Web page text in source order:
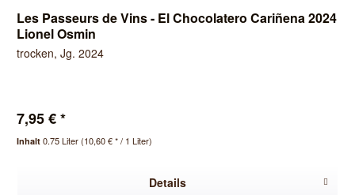
Les Passeurs de Vins - El Chocolatero Cariñena 2024
Lionel Osmin
trocken, Jg. 2024
7,95 € *
Inhalt0.75 Liter(10,60 € * / 1 Liter)
Details